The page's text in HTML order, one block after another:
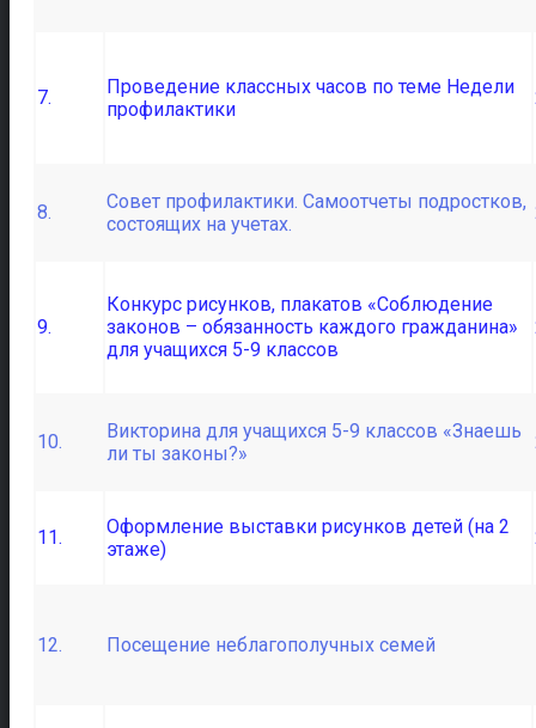
7.
Проведение классных часов по теме Недели
профилактики
8.
Совет профилактики. Самоотчеты подростков,
состоящих на учетах.
9.
Конкурс рисунков, плакатов «Соблюдение
законов – обязанность каждого гражданина»
для учащихся 5-9 классов
10.
Викторина для учащихся 5-9 классов «Знаешь
ли ты законы?»
11.
Оформление выставки рисунков детей (на 2
этаже)
12. Посещение неблагополучных семей